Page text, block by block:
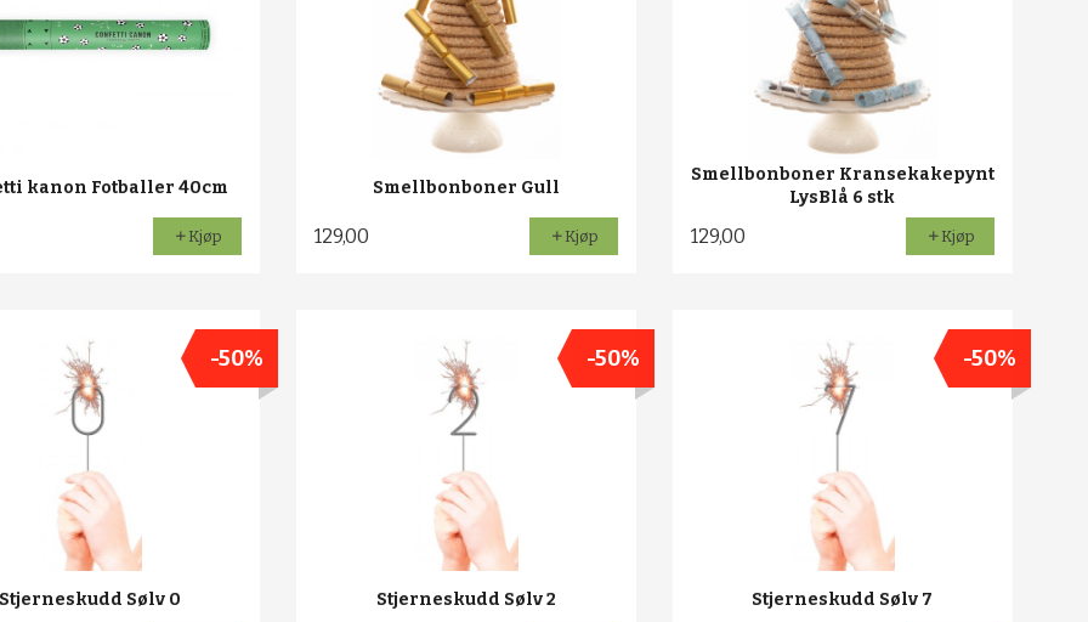
kanon Fotballer 40cm
Kjøp
Smellbonboner Gull
129,00 Kjøp
Smellbonboner Kransekakepynt
LysBlå 6 stk
129,00 Kjøp
Stjerneskudd Sølv 0
-50%
Stjerneskudd Sølv 2
-50%
Stjerneskudd Sølv 7
-50%